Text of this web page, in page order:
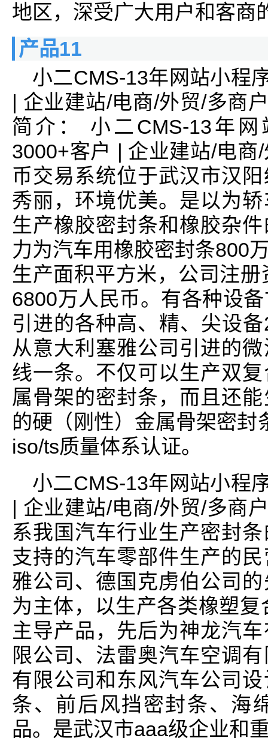
地区，深受广大用户和客商
产品11
小二CMS-13年网站小程
| 企业建站/电商/外贸/多商
简介： 小二CMS-13年
3000+客户 | 企业建站/电
币交易系统位于武汉市汉
秀丽，环境优美。是以为
生产橡胶密封条和橡胶杂
力为汽车用橡胶密封条800
生产面积平方米，公司注
6800万人民币。有各种设
引进的各种高、精、尖设
从意大利塞雅公司引进的
线一条。不仅可以生产双
属骨架的密封条，而且还
的硬（刚性）金属骨架密
iso/ts质量体系认证。
小二CMS-13年网站小程
| 企业建站/电商/外贸/多商
系我国汽车行业生产密封
支持的汽车零部件生产的
雅公司、德国克虏伯公司
为主体，以生产各类橡塑
主导产品，先后为神龙汽
限公司、法雷奥汽车空调
有限公司和东风汽车公司
条、前后风挡密封条、海
品。是武汉市aaa级企业和